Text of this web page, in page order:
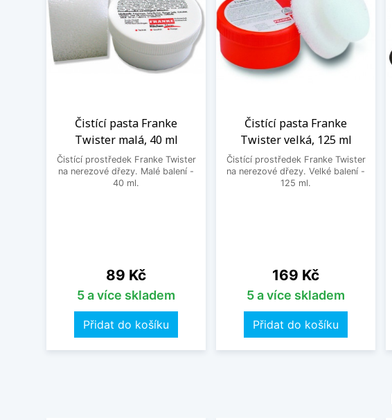
Čistící pasta Franke
Twister malá, 40 ml
Čistící prostředek Franke Twister
na nerezové dřezy. Malé balení -
40 ml.
Cena
89 Kč
5 a více skladem
Přidat do košíku
Čistící pasta Franke
Twister velká, 125 ml
Čistící prostředek Franke Twister
na nerezové dřezy. Velké balení -
125 ml.
Cena
169 Kč
5 a více skladem
Přidat do košíku